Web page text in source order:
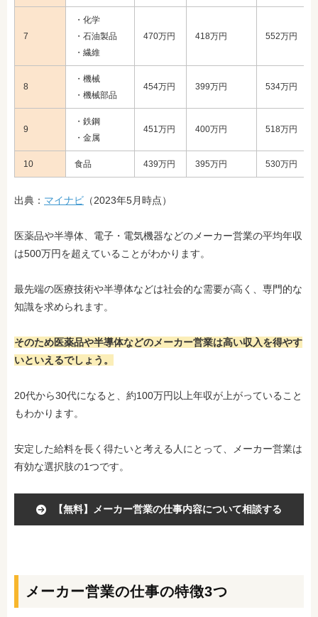
7
・化学
・石油製品
・繊維
470万円 418万円 552万円
8
・機械
・機械部品
454万円 399万円 534万円
9
・鉄鋼
・金属
451万円 400万円 518万円
10 食品 439万円 395万円 530万円
出典： マイナビ （2023年5月時点）
医薬品や半導体、電子・電気機器などのメーカー営業の平均年収
は500万円を超えていることがわかります。
最先端の医療技術や半導体などは社会的な需要が高く、専門的な
知識を求められます。
そのため医薬品や半導体などのメーカー営業は高い収入を得やす
いといえるでしょう。
20代から30代になると、約100万円以上年収が上がっていること
もわかります。
安定した給料を長く得たいと考える人にとって、メーカー営業は
有効な選択肢の1つです。
【無料】メーカー営業の仕事内容について相談する
メーカー営業の仕事の特徴3つ